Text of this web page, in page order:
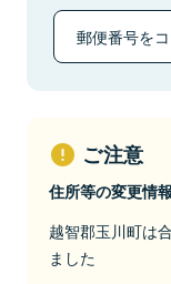
郵便番号を
ご注意
住所等の変更情報
越智郡玉川町は
ました